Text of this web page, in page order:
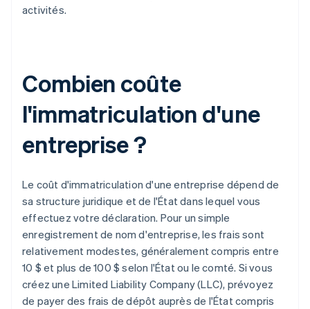
activités.
Combien coûte
l'immatriculation d'une
entreprise ?
Le coût d'immatriculation d'une entreprise dépend de
sa structure juridique et de l'État dans lequel vous
effectuez votre déclaration. Pour un simple
enregistrement de nom d'entreprise, les frais sont
relativement modestes, généralement compris entre
10 $ et plus de 100 $ selon l'État ou le comté. Si vous
créez une Limited Liability Company (LLC), prévoyez
de payer des frais de dépôt auprès de l'État compris